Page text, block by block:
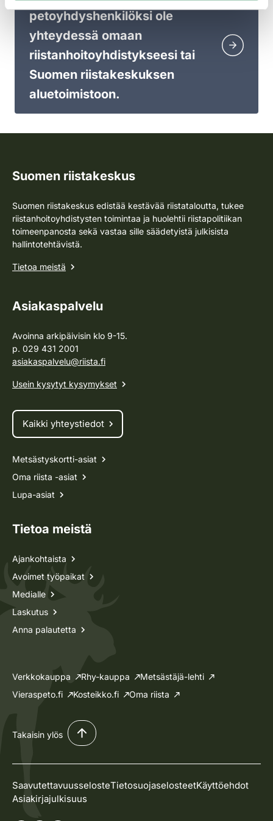
petoyhdyshenkilöksi ole
yhteydessä omaan
riistanhoitoyhdistykseesi tai
Suomen riistakeskuksen
aluetoimistoon.
Suomen riistakeskus
Suomen riistakeskus edistää kestävää riistataloutta, tukee
riistanhoitoyhdistysten toimintaa ja huolehtii riistapolitiikan
toimeenpanosta sekä vastaa sille säädetyistä julkisista
hallintotehtävistä.
Tietoa meistä
Asiakaspalvelu
Avoinna arkipäivisin klo 9-15.
p. 029 431 2001
asiakaspalvelu@riista.fi
Usein kysytyt kysymykset
Kaikki yhteystiedot
Metsästyskortti-asiat
Oma riista -asiat
Lupa-asiat
Tietoa meistä
Ajankohtaista
Avoimet työpaikat
Medialle
Laskutus
Anna palautetta
Verkkokauppa Rhy-kauppa
Metsästäjä-lehti
Vieraspeto.fi
Kosteikko.fi Oma riista
Takaisin ylös
SaavutettavuusselosteTietosuojaselosteetKäyttöehdot
Asiakirjajulkisuus